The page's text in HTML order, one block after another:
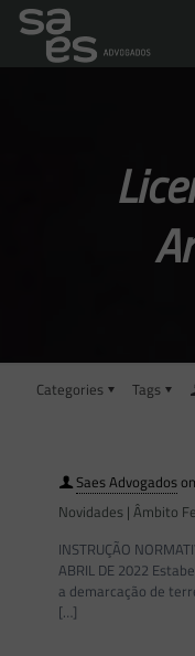
Categories Tags
Saes Advogadoson
Novidades | Âmbito
INSTRUÇÃO
ABRIL DE 2022
a demarcação de
[…]